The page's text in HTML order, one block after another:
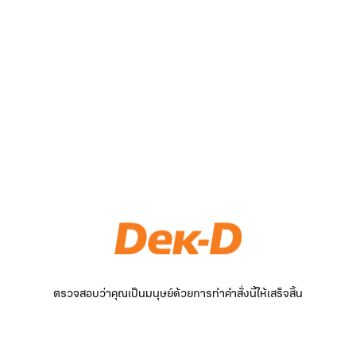
ตรวจสอบว่าคุณเป็นมนุษย์ด้วยการทำคำสั่งนี้ให้เสร็จสิ้น